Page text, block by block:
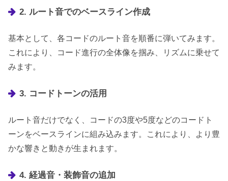
2. ルート音でのベースライン作成
基本として、各コードのルート音を順番に弾いてみます。
これにより、コード進行の全体像を掴み、リズムに乗せて
みます。
3. コードトーンの活用
ルート音だけでなく、コードの3度や5度などのコードト
ーンをベースラインに組み込みます。これにより、より豊
かな響きと動きが生まれます。
4. 経過音・装飾音の追加